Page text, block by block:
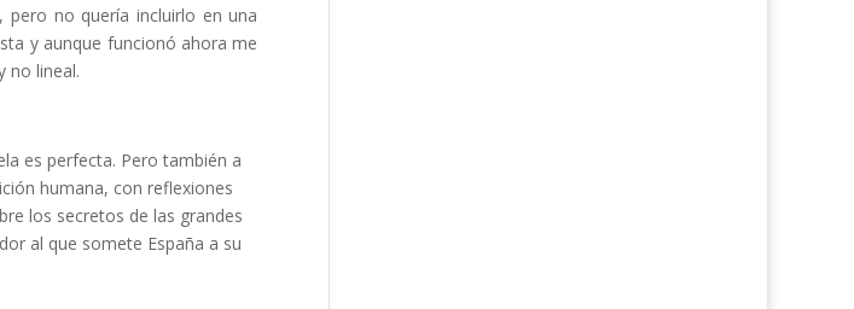
no quería incluirlo en una
y aunque funcionó ahora me
no lineal.
es perfecta. Pero también a
humana, con reflexiones
los secretos de las grandes
al que somete España a su